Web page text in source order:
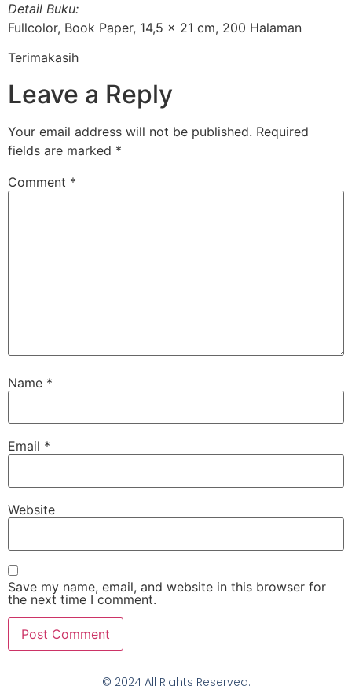
Detail Buku:
Fullcolor, Book Paper, 14,5 x 21 cm, 200 Halaman
Terimakasih
Leave a Reply
Your email address will not be published. Required
fields are marked *
Comment *
Name *
Email *
Website
Save my name, email, and website in this browser for
the next time I comment.
© 2024 All Rights Reserved.